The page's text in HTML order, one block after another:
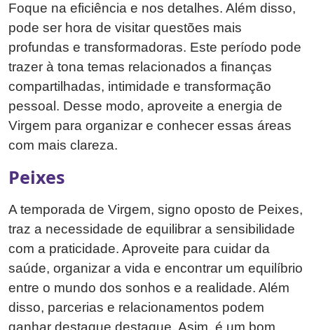
Foque na eficiência e nos detalhes. Além disso,
pode ser hora de visitar questões mais
profundas e transformadoras. Este período pode
trazer à tona temas relacionados a finanças
compartilhadas, intimidade e transformação
pessoal. Desse modo, aproveite a energia de
Virgem para organizar e conhecer essas áreas
com mais clareza.
Peixes
A temporada de Virgem, signo oposto de Peixes,
traz a necessidade de equilibrar a sensibilidade
com a praticidade. Aproveite para cuidar da
saúde, organizar a vida e encontrar um equilíbrio
entre o mundo dos sonhos e a realidade. Além
disso, parcerias e relacionamentos podem